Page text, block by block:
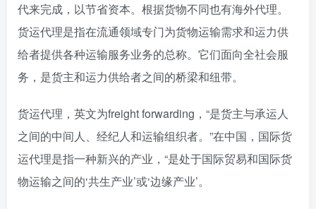
代来完成，以节省资本。根据货物不同也有海外代理。
货运代理是指在流通领域专门为货物运输需求和运力供
给者提供各种运输服务业务的总称。它们面向全社会服
务，是货主和运力供给者之间的桥梁和纽带。
货运代理，英文为freight forwarding，“是货主与承运人
之间的中间人、经纪人和运输组织者。”在中国，国际货
运代理是指一种新兴的产业，“是处于国际贸易和国际货
物运输之间的‘共生产业’或‘边缘产业’。